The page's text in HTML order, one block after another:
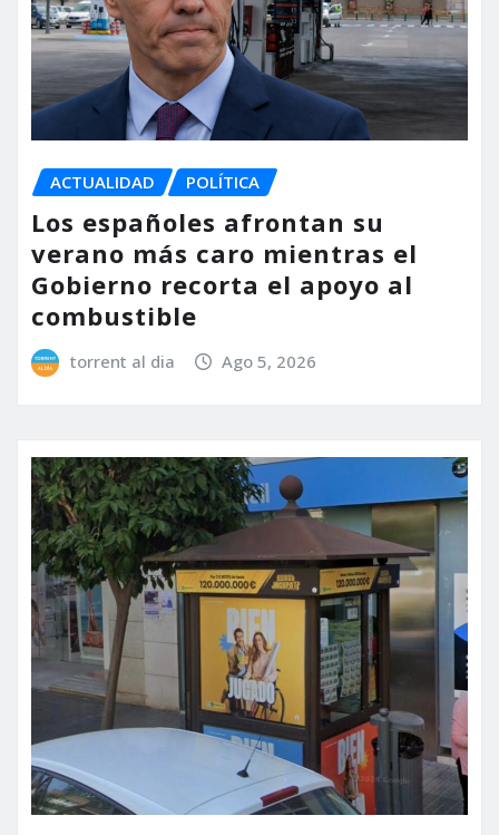
ACTUALIDAD POLÍTICA
Los españoles afrontan su
verano más caro mientras el
Gobierno recorta el apoyo al
combustible
torrent al dia Ago 5, 2026